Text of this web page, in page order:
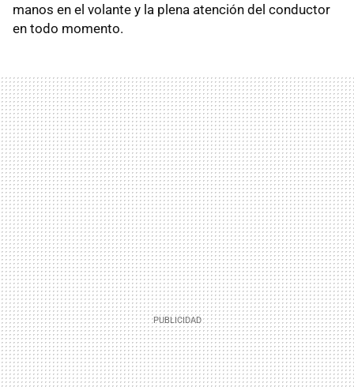
manos en el volante y la plena atención del conductor
en todo momento.